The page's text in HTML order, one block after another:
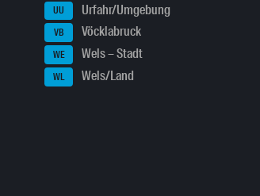
UU Urfahr/Umgebung
VB Vöcklabruck
WE Wels – Stadt
WL Wels/Land